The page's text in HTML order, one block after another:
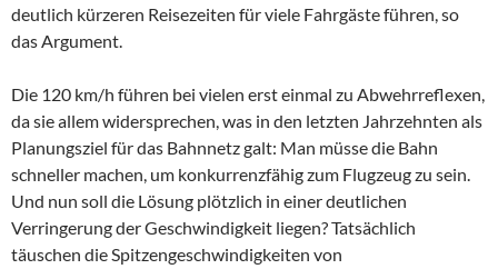
deutlich kürzeren Reisezeiten für viele Fahrgäste führen, so
das Argument.
Die 120 km/h führen bei vielen erst einmal zu Abwehrreflexen,
da sie allem widersprechen, was in den letzten Jahrzehnten als
Planungsziel für das Bahnnetz galt: Man müsse die Bahn
schneller machen, um konkurrenzfähig zum Flugzeug zu sein.
Und nun soll die Lösung plötzlich in einer deutlichen
Verringerung der Geschwindigkeit liegen? Tatsächlich
täuschen die Spitzengeschwindigkeiten von